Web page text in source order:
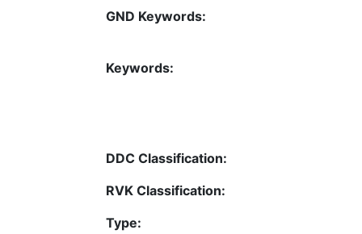
GND Keywords:
Keywords:
DDC Classification:
RVK Classification:
Type: